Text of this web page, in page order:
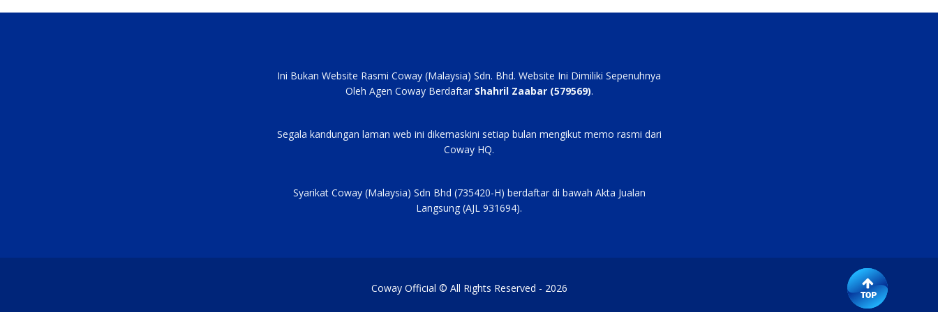
Ini Bukan Website Rasmi Coway (Malaysia) Sdn. Bhd. Website Ini Dimiliki Sepenuhnya
Oleh Agen Coway Berdaftar Shahril Zaabar (579569).
Segala kandungan laman web ini dikemaskini setiap bulan mengikut memo rasmi dari
Coway HQ.
Syarikat Coway (Malaysia) Sdn Bhd (735420-H) berdaftar di bawah Akta Jualan
Langsung (AJL 931694).
Coway Official © All Rights Reserved - 2026